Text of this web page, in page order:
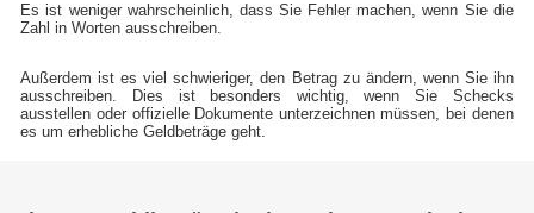
Es ist weniger wahrscheinlich, dass Sie Fehler machen, wenn Sie die
Zahl in Worten ausschreiben.
Außerdem ist es viel schwieriger, den Betrag zu ändern, wenn Sie ihn
ausschreiben. Dies ist besonders wichtig, wenn Sie Schecks
ausstellen oder offizielle Dokumente unterzeichnen müssen, bei denen
es um erhebliche Geldbeträge geht.